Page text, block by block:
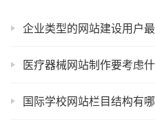
企业类型的网站建设用户
医疗器械网站制作要考虑
国际学校网站栏目结构有哪